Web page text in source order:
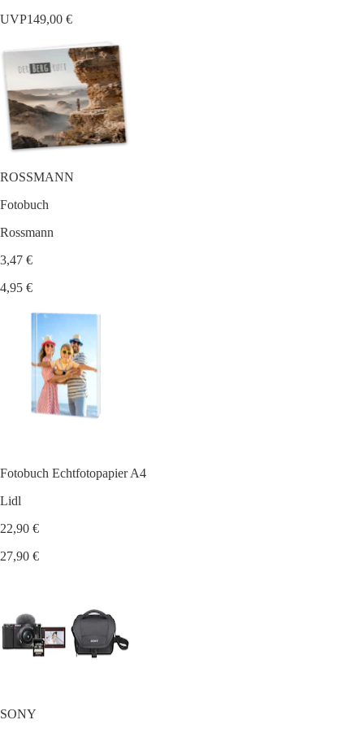
UVP149,00 €
ROSSMANN
Fotobuch
Rossmann
3,47 €
4,95 €
Fotobuch Echtfotopapier A4
Lidl
22,90 €
27,90 €
SONY